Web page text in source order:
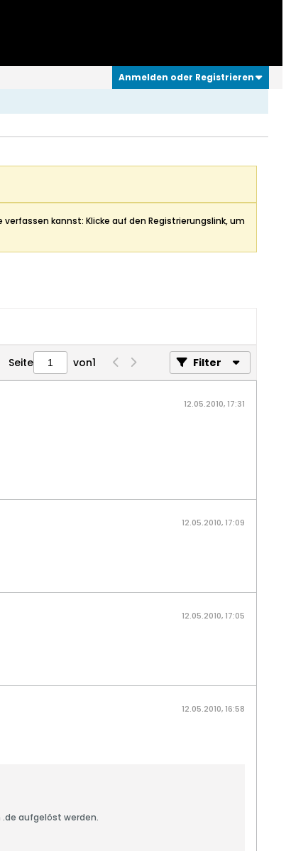
Anmelden oder Registrieren
verfassen kannst: Klicke auf den Registrierungslink, um
Seite von1 Filter
12.05.2010, 17:31
12.05.2010, 17:09
12.05.2010, 17:05
12.05.2010, 16:58
.de aufgelöst werden.